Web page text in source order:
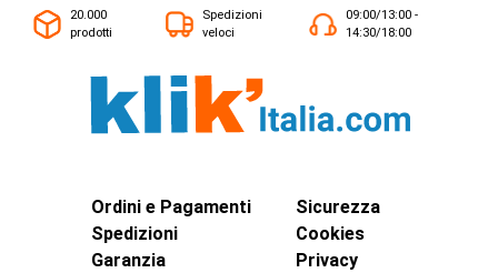
20.000
prodotti
Spedizioni
veloci
09:00/13:00 -
14:30/18:00
Ordini e Pagamenti
Spedizioni
Garanzia
Sicurezza
Cookies
Privacy